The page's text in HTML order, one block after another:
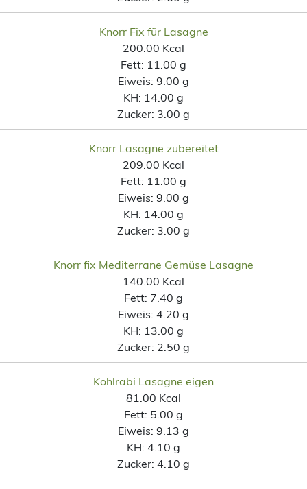
Knorr Fix für Lasagne
200.00 Kcal
Fett: 11.00 g
Eiweis: 9.00 g
KH: 14.00 g
Zucker: 3.00 g
Knorr Lasagne zubereitet
209.00 Kcal
Fett: 11.00 g
Eiweis: 9.00 g
KH: 14.00 g
Zucker: 3.00 g
Knorr fix Mediterrane Gemüse Lasagne
140.00 Kcal
Fett: 7.40 g
Eiweis: 4.20 g
KH: 13.00 g
Zucker: 2.50 g
Kohlrabi Lasagne eigen
81.00 Kcal
Fett: 5.00 g
Eiweis: 9.13 g
KH: 4.10 g
Zucker: 4.10 g